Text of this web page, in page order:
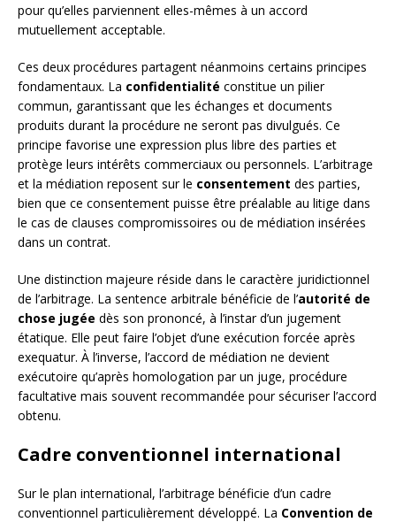
pour qu’elles parviennent elles-mêmes à un accord
mutuellement acceptable.
Ces deux procédures partagent néanmoins certains principes
fondamentaux. La confidentialité constitue un pilier
commun, garantissant que les échanges et documents
produits durant la procédure ne seront pas divulgués. Ce
principe favorise une expression plus libre des parties et
protège leurs intérêts commerciaux ou personnels. L’arbitrage
et la médiation reposent sur le consentement des parties,
bien que ce consentement puisse être préalable au litige dans
le cas de clauses compromissoires ou de médiation insérées
dans un contrat.
Une distinction majeure réside dans le caractère juridictionnel
de l’arbitrage. La sentence arbitrale bénéficie de l’autorité de
chose jugée dès son prononcé, à l’instar d’un jugement
étatique. Elle peut faire l’objet d’une exécution forcée après
exequatur. À l’inverse, l’accord de médiation ne devient
exécutoire qu’après homologation par un juge, procédure
facultative mais souvent recommandée pour sécuriser l’accord
obtenu.
Cadre conventionnel international
Sur le plan international, l’arbitrage bénéficie d’un cadre
conventionnel particulièrement développé. La Convention de